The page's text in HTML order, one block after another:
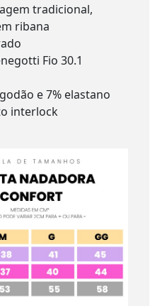
tradicional,
ribana
Fio 30.1
e 7% elastano
interlock